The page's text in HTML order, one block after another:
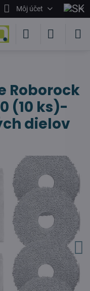
Môj účet
Roborock
(10 ks)-
dielov